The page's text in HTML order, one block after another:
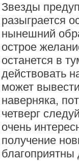
Звезды
разыграется
нынешний
острое
останется в
действовать
может
наверняка,
четверг
очень
получение
благоприятны